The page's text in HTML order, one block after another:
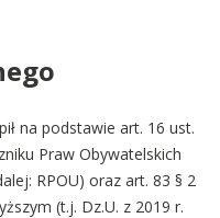
na podstawie art. 16 ust.
Praw Obywatelskich
RPOU) oraz art. 83 § 2
(t.j. Dz.U. z 2019 r.